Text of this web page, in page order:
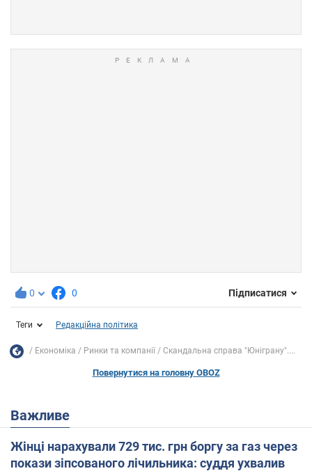
0 0 Підписатися
Теги Редакційна політика
Економіка Ринки та компанії Скандальна справа "Юніграну"....
Повернутися на головну OBOZ
Важливе
Жінці нарахували 729 тис. грн боргу за газ через
покази зіпсованого лічильника: суддя ухвалив